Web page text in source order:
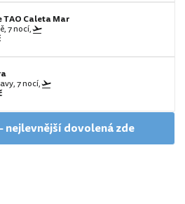
Caleta Mar
7 nocí,
7 nocí,
nejlevnější dovolená zde